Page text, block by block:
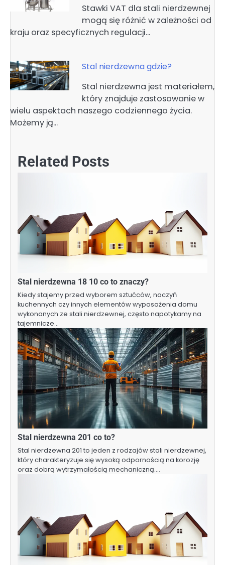
Stawki VAT dla stali nierdzewnej
mogą się różnić w zależności od
kraju oraz specyficznych regulacji…
Stal nierdzewna gdzie?
Stal nierdzewna jest materiałem,
który znajduje zastosowanie w
wielu aspektach naszego codziennego życia.
Możemy ją…
Related Posts
Stal nierdzewna 18 10 co to znaczy?
Kiedy stajemy przed wyborem sztućców, naczyń
kuchennych czy innych elementów wyposażenia domu
wykonanych ze stali nierdzewnej, często napotykamy na
tajemnicze…
Stal nierdzewna 201 co to?
Stal nierdzewna 201 to jeden z rodzajów stali nierdzewnej,
który charakteryzuje się wysoką odpornością na korozję
oraz dobrą wytrzymałością mechaniczną.…